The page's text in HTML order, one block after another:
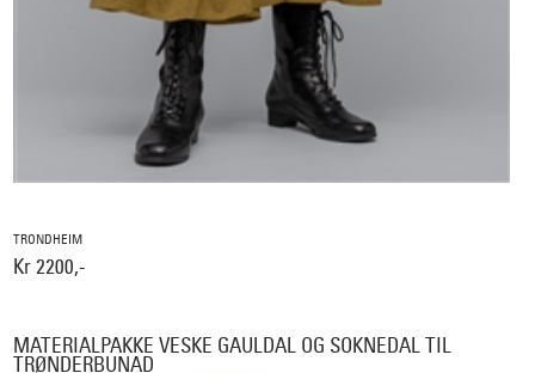
TRONDHEIM
Kr 2200,-
MATERIALPAKKE VESKE GAULDAL OG SOKNEDAL TIL
TRØNDERBUNAD